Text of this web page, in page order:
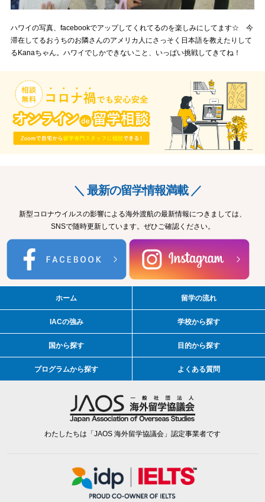
ハワイの写真、facebookでアップしてくれてるのを楽しみにしてます☆ 今
滞在してるおうちのお隣さんのアメリカ人にさっそく日本語を教えたりして
るKanaちゃん。ハワイでしかできないこと、いっぱい挑戦してきてね！
＼ 最新の留学情報満載 ／
新型コロナウイルスの影響による海外渡航の最新情報につきましては、
SNSで随時更新しています。ぜひご確認ください。
ホーム 留学の流れ
IACの強み 学校から探す
国から探す 目的から探す
プログラムから探す よくある質問
わたしたちは「JAOS 海外留学協議会」認定事業者です